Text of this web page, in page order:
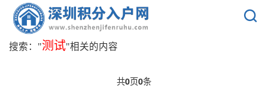
搜索："测试"相关的内容
共0页0条